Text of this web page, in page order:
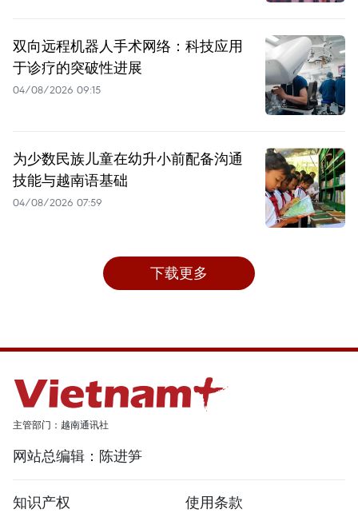
双向远程机器人手术网络：科技应用
于诊疗的突破性进展
04/08/2026 09:15
为少数民族儿童在幼升小前配备沟通
技能与越南语基础
04/08/2026 07:59
下载更多
主管部门：越南通讯社
网站总编辑：陈进笋
知识产权 使用条款